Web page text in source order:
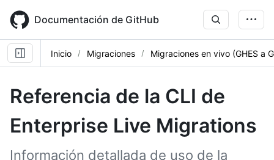
main
content
Documentación de GitHub
Inicio Migraciones Migraciones en vivo (GHES a
Referencia de la CLI de
Enterprise Live Migrations
Información detallada de uso de la